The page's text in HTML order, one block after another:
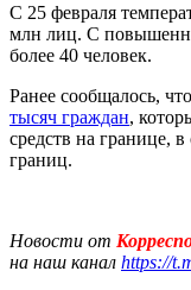
С 25 февраля
млн лиц. С
более 40 человек.
Ранее сообщалось,
тысяч граждан,
средств на границе,
границ.
Новости от
на наш канал https://